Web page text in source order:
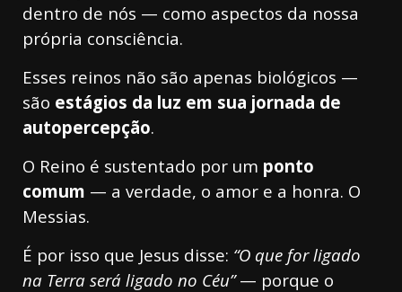
dentro de nós — como aspectos da nossa
própria consciência.
Esses reinos não são apenas biológicos —
são estágios da luz em sua jornada de
autopercepção.
O Reino é sustentado por um ponto
comum — a verdade, o amor e a honra. O
Messias.
É por isso que Jesus disse: “O que for ligado
na Terra será ligado no Céu”— porque o